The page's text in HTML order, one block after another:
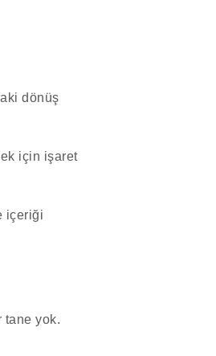
dönüş
için işaret
içeriği
tane yok.